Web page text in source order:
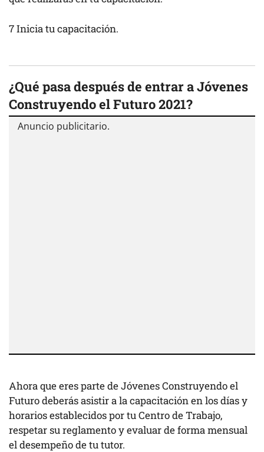
7 Inicia tu capacitación.
¿Qué pasa después de entrar a Jóvenes
Construyendo el Futuro 2021?
Ahora que eres parte de Jóvenes Construyendo el
Futuro deberás asistir a la capacitación en los días y
horarios establecidos por tu Centro de Trabajo,
respetar su reglamento y evaluar de forma mensual
el desempeño de tu tutor.